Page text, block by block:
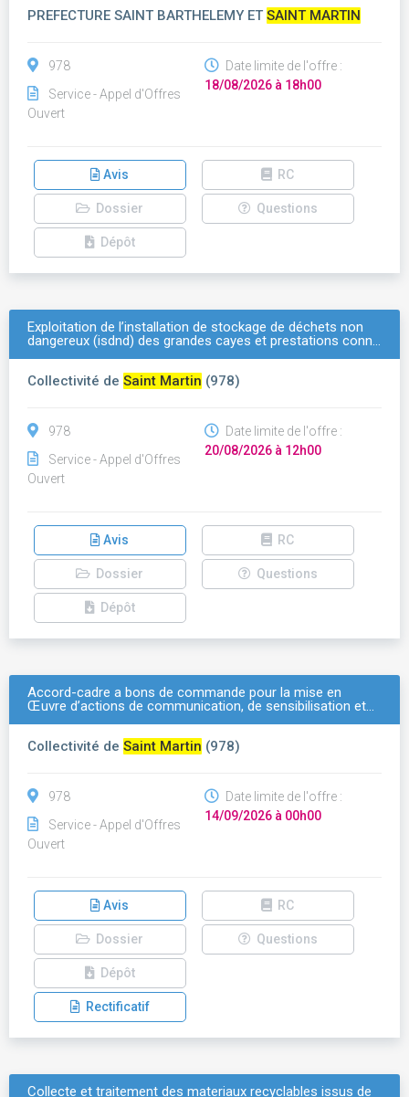
PREFECTURE SAINT BARTHELEMY ET SAINT MARTIN
978
Service - Appel d'Offres
Ouvert
Date limite de l'offre :
18/08/2026 à 18h00
Avis RC
Dossier Questions
Dépôt
Exploitation de l’installation de stockage de déchets non
dangereux (isdnd) des grandes cayes et prestations conn…
Collectivité de Saint Martin (978)
978
Service - Appel d'Offres
Ouvert
Date limite de l'offre :
20/08/2026 à 12h00
Avis RC
Dossier Questions
Dépôt
Accord-cadre a bons de commande pour la mise en
Œuvre d’actions de communication, de sensibilisation et…
Collectivité de Saint Martin (978)
978
Service - Appel d'Offres
Ouvert
Date limite de l'offre :
14/09/2026 à 00h00
Avis RC
Dossier Questions
Dépôt
Rectificatif
Collecte et traitement des materiaux recyclables issus de